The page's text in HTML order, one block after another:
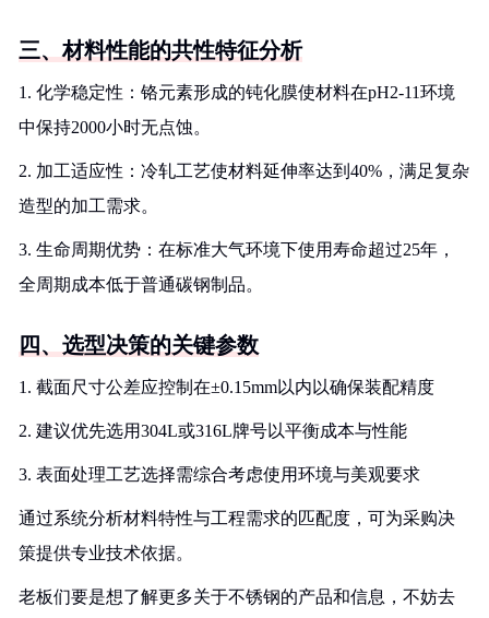
三、材料性能的共性特征分析
1. 化学稳定性：铬元素形成的钝化膜使材料在pH2-11环境
中保持2000小时无点蚀。
2. 加工适应性：冷轧工艺使材料延伸率达到40%，满足复杂
造型的加工需求。
3. 生命周期优势：在标准大气环境下使用寿命超过25年，
全周期成本低于普通碳钢制品。
四、选型决策的关键参数
1. 截面尺寸公差应控制在±0.15mm以内以确保装配精度
2. 建议优先选用304L或316L牌号以平衡成本与性能
3. 表面处理工艺选择需综合考虑使用环境与美观要求
通过系统分析材料特性与工程需求的匹配度，可为采购决
策提供专业技术依据。
老板们要是想了解更多关于不锈钢的产品和信息，不妨去